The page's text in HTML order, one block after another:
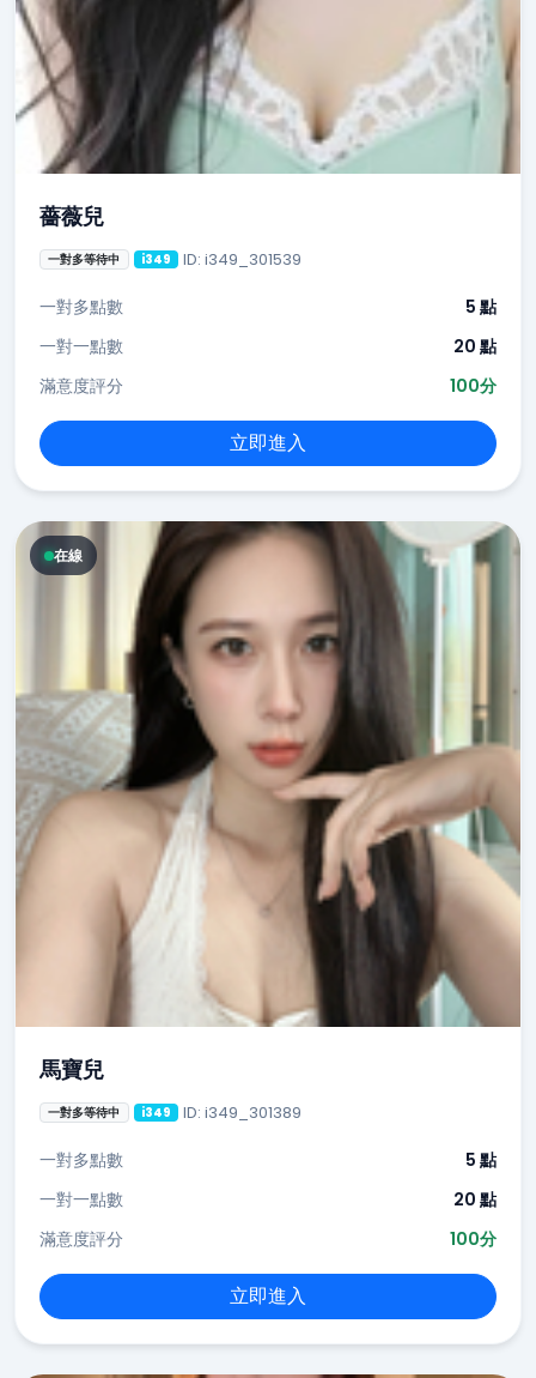
薔薇兒
一對多等待中 i349 ID: i349_301539
一對多點數
5 點
一對一點數
20 點
滿意度評分
100分
立即進入
在線
馬寶兒
一對多等待中 i349 ID: i349_301389
一對多點數
5 點
一對一點數
20 點
滿意度評分
100分
立即進入